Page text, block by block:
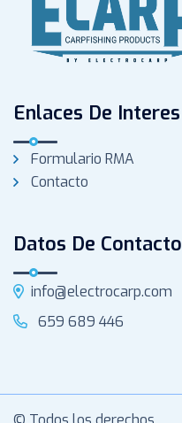
Enlaces De Interes
Formulario RMA
Contacto
Datos De Contacto
info@electrocarp.com
659 689 446